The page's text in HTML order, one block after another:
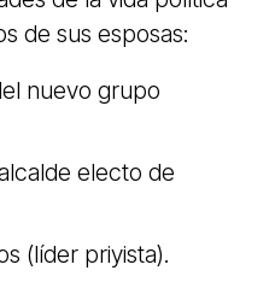
de sus esposas:
nuevo grupo
electo de
(líder priyista).